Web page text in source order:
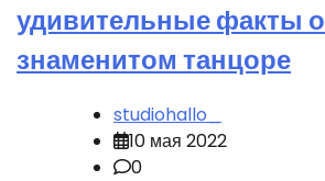
удивительные факты о
знаменитом танцоре
studiohallo_
10 мая 2022
0